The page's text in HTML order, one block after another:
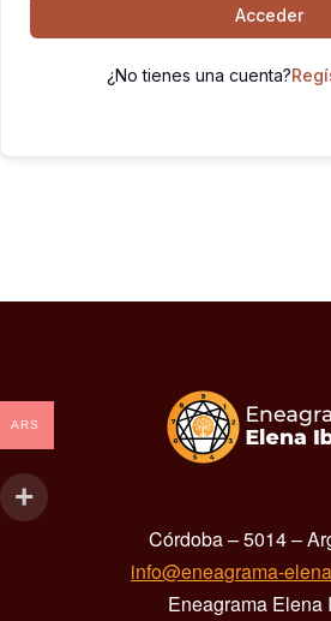
Acceder
¿No tienes una cuenta?
Córdoba – 5014 –
info@eneagrama-
Eneagrama Elena
ARS